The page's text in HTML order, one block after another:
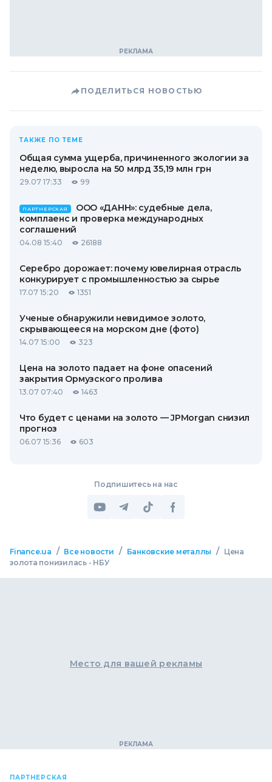
ПОДЕЛИТЬСЯ НОВОСТЬЮ
ТАКЖЕ ПО ТЕМЕ
Общая сумма ущерба, причиненного экологии за
неделю, выросла на 50 млрд 35,19 млн грн
29.07 17:33 99
ПАРТНЕРСКАЯ
ООО «ДАНН»: судебные дела,
комплаенс и проверка международных
соглашений
04.08 15:40 26188
Серебро дорожает: почему ювелирная отрасль
конкурирует с промышленностью за сырье
17.07 15:20 1351
Ученые обнаружили невидимое золото,
скрывающееся на морском дне (фото)
14.07 15:00 323
Цена на золото падает на фоне опасений
закрытия Ормузского пролива
13.07 07:40 1463
Что будет с ценами на золото — JPMorgan снизил
прогноз
06.07 15:36 603
Подпишитесь на нас
Finance.ua / Все новости / Банковские металлы /
Цена
золота понизилась - НБУ
Место для вашей рекламы
ПАРТНЕРСКАЯ